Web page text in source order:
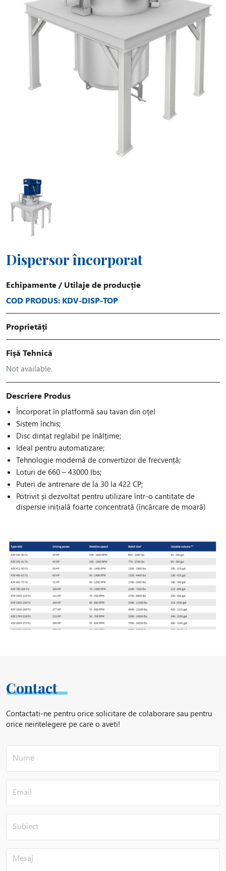
Dispersor încorporat
Echipamente / Utilaje de producție
COD PRODUS: KDV-DISP-TOP
Proprietăți
Fișă Tehnică
Not available.
Descriere Produs
Încorporat în platformă sau tavan din oțel
Sistem închis;
Disc dințat reglabil pe înălțime;
Ideal pentru automatizare;
Tehnologie modernă de convertizor de frecvență;
Loturi de 660 – 43000 lbs;
Puteri de antrenare de la 30 la 422 CP;
Potrivit și dezvoltat pentru utilizare într-o cantitate de
dispersie inițială foarte concentrată (încărcare de moară)
ATEX conform sistemului de protecție Ex II 2 G c IIB T3
ATEX conform sistemului de protecție Ex II 2/- D c IIB T3
pentru categoria 2D (zona 21) în recipientul de amestec;
reglarea cursei);
Răcirea/Încălzirea recipientului de amestecare cu carcasă
Controlul PC/PLC controlat de rețetă semi și complet
Contact
Contactati-ne pentru orice solicitare de colaborare sau pentru
orice neintelegere pe care o aveti!